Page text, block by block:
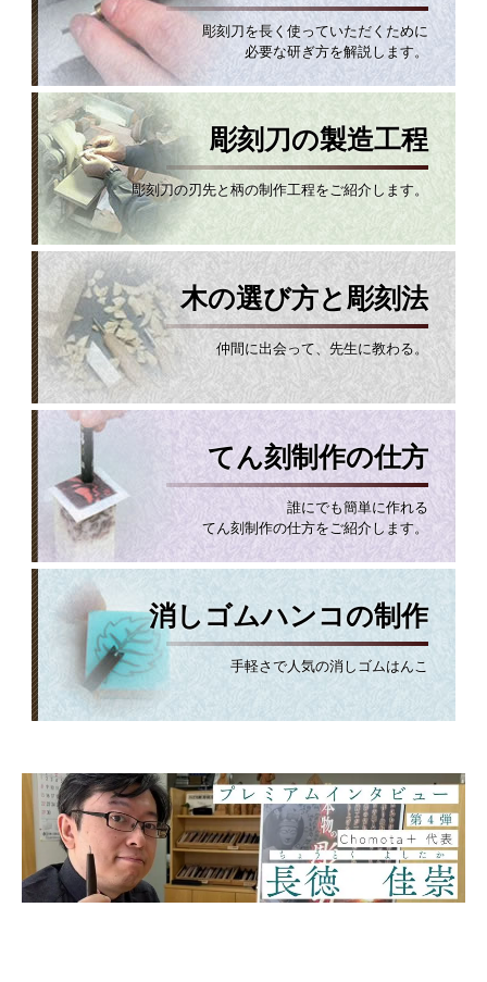
彫刻刀を長く使っていただくために
必要な研ぎ方を解説します。
彫刻刀の製造工程
彫刻刀の刃先と柄の制作工程をご紹介します。
木の選び方と彫刻法
仲間に出会って、先生に教わる。
てん刻制作の仕方
誰にでも簡単に作れる
てん刻制作の仕方をご紹介します。
消しゴムハンコの制作
手軽さで人気の消しゴムはんこ